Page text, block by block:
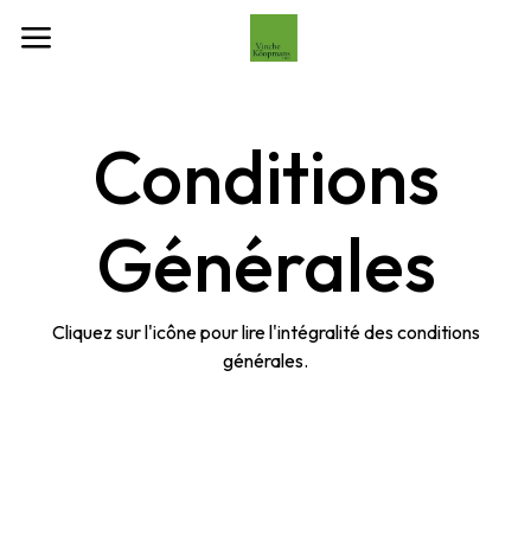
Conditions
Générales
Cliquez sur l'icône pour lire l'intégralité des conditions
générales.